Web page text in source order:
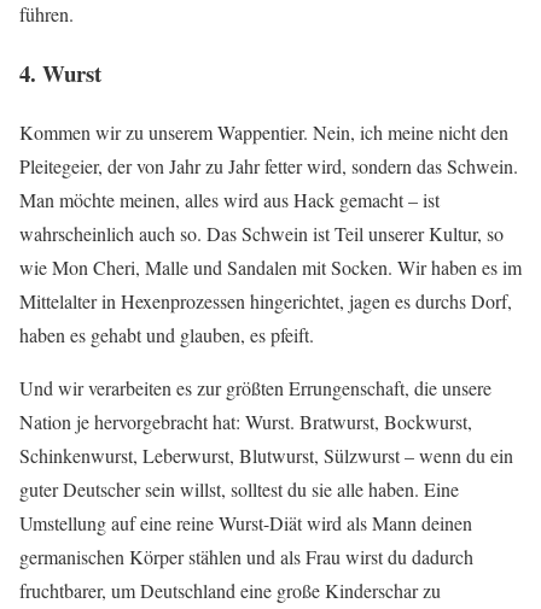
führen.
4. Wurst
Kommen wir zu unserem Wappentier. Nein, ich meine nicht den
Pleitegeier, der von Jahr zu Jahr fetter wird, sondern das Schwein.
Man möchte meinen, alles wird aus Hack gemacht – ist
wahrscheinlich auch so. Das Schwein ist Teil unserer Kultur, so
wie Mon Cheri, Malle und Sandalen mit Socken. Wir haben es im
Mittelalter in Hexenprozessen hingerichtet, jagen es durchs Dorf,
haben es gehabt und glauben, es pfeift.
Und wir verarbeiten es zur größten Errungenschaft, die unsere
Nation je hervorgebracht hat: Wurst. Bratwurst, Bockwurst,
Schinkenwurst, Leberwurst, Blutwurst, Sülzwurst – wenn du ein
guter Deutscher sein willst, solltest du sie alle haben. Eine
Umstellung auf eine reine Wurst-Diät wird als Mann deinen
germanischen Körper stählen und als Frau wirst du dadurch
fruchtbarer, um Deutschland eine große Kinderschar zu